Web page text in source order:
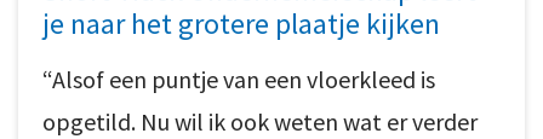
je naar het grotere plaatje kijken
“Alsof een puntje van een vloerkleed is
opgetild. Nu wil ik ook weten wat er verder